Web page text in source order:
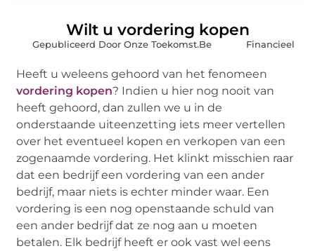
Wilt u vordering kopen
Gepubliceerd Door Onze Toekomst.Be Financieel
Heeft u weleens gehoord van het fenomeen
vordering kopen? Indien u hier nog nooit van
heeft gehoord, dan zullen we u in de
onderstaande uiteenzetting iets meer vertellen
over het eventueel kopen en verkopen van een
zogenaamde vordering. Het klinkt misschien raar
dat een bedrijf een vordering van een ander
bedrijf, maar niets is echter minder waar. Een
vordering is een nog openstaande schuld van
een ander bedrijf dat ze nog aan u moeten
betalen. Elk bedrijf heeft er ook vast wel eens